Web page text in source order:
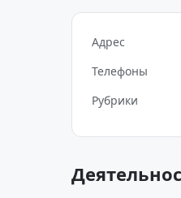
Адрес
Телефоны
Рубрики